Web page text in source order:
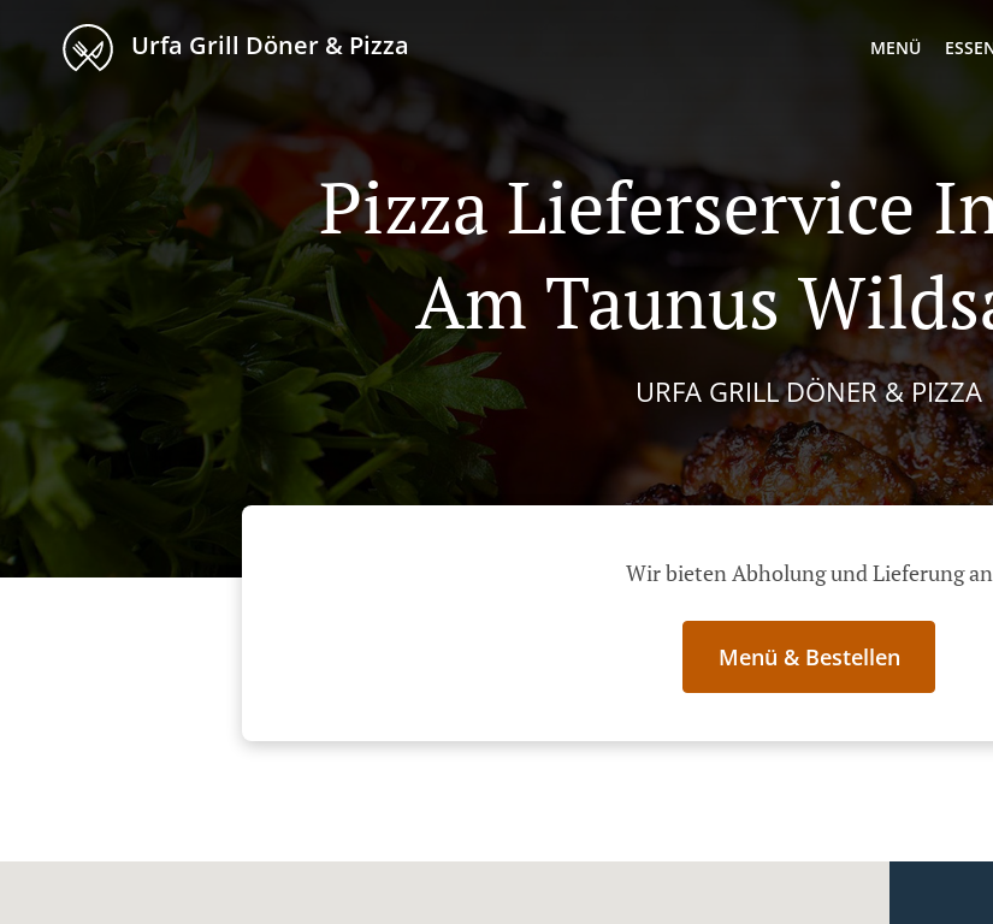
Urfa Grill Döner & Pizza MENÜ
Pizza Lieferservice
Am Taunus
URFA GRILL DÖNER & PIZZA
Wir bieten Abholung und Lieferung an
Menü & Bestellen